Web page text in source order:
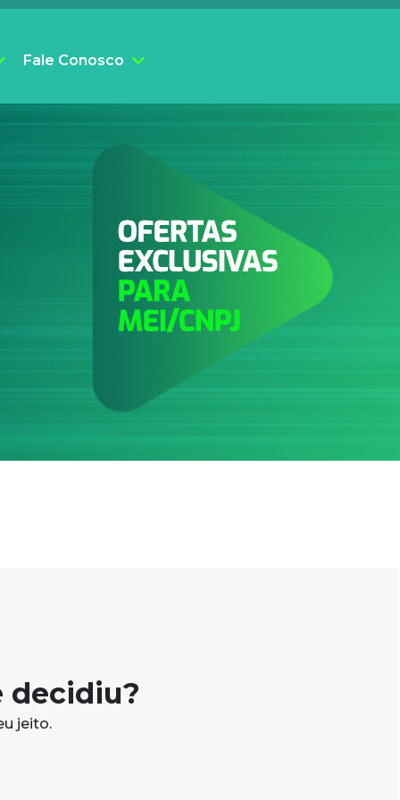
Fale Conosco
decidiu?
jeito.